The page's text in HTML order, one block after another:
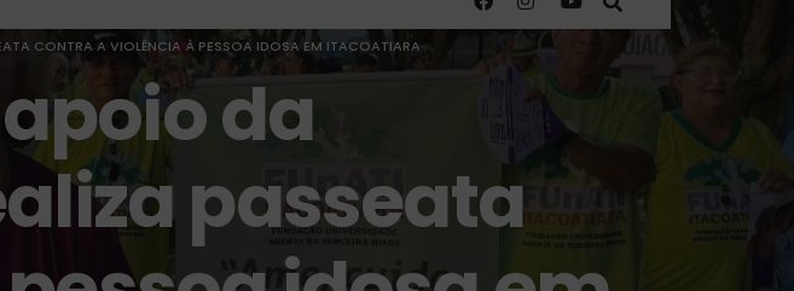
CONTRA A VIOLÊNCIA À PESSOA IDOSA EM ITACOATIARA
da
passeata